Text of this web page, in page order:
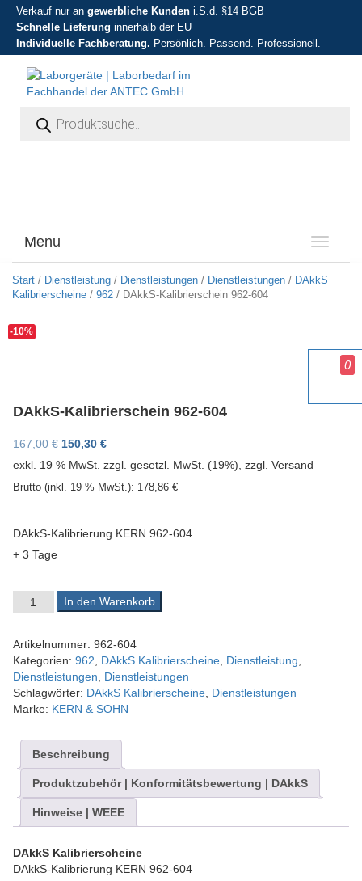
Verkauf nur an gewerbliche Kunden i.S.d. §14 BGB
Schnelle Lieferung innerhalb der EU
Individuelle Fachberatung. Persönlich. Passend. Professionell.
T
o
g
g
Menu
Start / Dienstleistung / Dienstleistungen / Dienstleistungen / DAkkS
Kalibrierscheine / 962 / DAkkS-Kalibrierschein 962-604
-10%
DAkkS-Kalibrierschein 962-604
167,00€ Ursprünglicher Preis war: 167,00 €
150,30 €Aktueller Preis ist: 150,30 €.
exkl. 19 % MwSt. zzgl. gesetzl. MwSt. (19%), zzgl. Versand
Brutto (inkl. 19 % MwSt.): 178,86 €
DAkkS-Kalibrierung KERN 962-604
+ 3 Tage
DAkkS-Kalibrierschein 962-604 Menge
In den Warenkorb
Artikelnummer: 962-604
Kategorien: 962 DAkkS Kalibrierscheine Dienstleistung
Dienstleistungen
Dienstleistungen
Schlagwörter: DAkkS Kalibrierscheine Dienstleistungen
Marke: KERN & SOHN
Beschreibung
Produktzubehör | Konformitätsbewertung | DAkkS
Hinweise | WEEE
DAkkS Kalibrierscheine
DAkkS-Kalibrierung KERN 962-604
0